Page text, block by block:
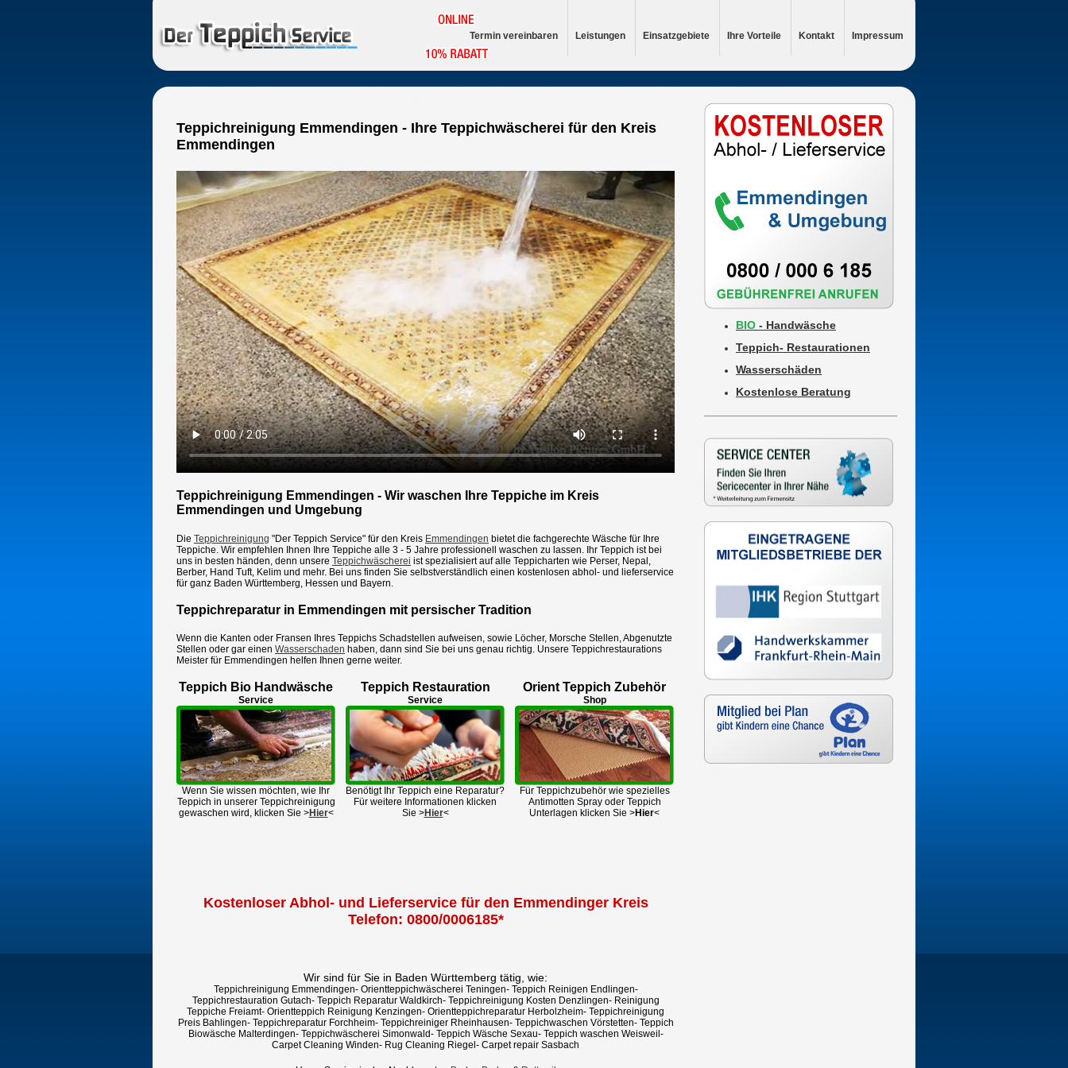
Termin vereinbaren Leistungen Einsatzgebiete Ihre Vorteile Kontakt Impressum
Teppichreinigung Emmendingen - Ihre Teppichwäscherei für den Kreis
Emmendingen
Teppichreinigung Emmendingen - Wir waschen Ihre Teppiche im Kreis
Emmendingen und Umgebung
Die Teppichreinigung "Der Teppich Service" für den Kreis Emmendingen bietet die fachgerechte Wäsche für Ihre
Teppiche. Wir empfehlen Ihnen Ihre Teppiche alle 3 - 5 Jahre professionell waschen zu lassen. Ihr Teppich ist bei
uns in besten händen, denn unsere Teppichwäscherei ist spezialisiert auf alle Teppicharten wie Perser, Nepal,
Berber, Hand Tuft, Kelim und mehr. Bei uns finden Sie selbstverständlich einen kostenlosen abhol- und lieferservice
für ganz Baden Württemberg, Hessen und Bayern.
Teppichreparatur in Emmendingen mit persischer Tradition
Wenn die Kanten oder Fransen Ihres Teppichs Schadstellen aufweisen, sowie Löcher, Morsche Stellen, Abgenutzte
Stellen oder gar einen Wasserschaden haben, dann sind Sie bei uns genau richtig. Unsere Teppichrestaurations
Meister für Emmendingen helfen Ihnen gerne weiter.
Teppich Bio Handwäsche
Service
Wenn Sie wissen möchten, wie Ihr
Teppich in unserer Teppichreinigung
gewaschen wird, klicken Sie >Hier<
Teppich Restauration
Service
Benötigt Ihr Teppich eine Reparatur?
Für weitere Informationen klicken
Sie >Hier<
Orient Teppich Zubehör
Shop
Für Teppichzubehör wie spezielles
Antimotten Spray oder Teppich
Unterlagen klicken Sie >Hier<
Kostenloser Abhol- und Lieferservice für den Emmendinger Kreis
Telefon: 0800/0006185*
Wir sind für Sie in Baden Württemberg tätig, wie:
Teppichreinigung Emmendingen- Orientteppichwäscherei Teningen- Teppich Reinigen Endlingen-
Teppichrestauration Gutach- Teppich Reparatur Waldkirch- Teppichreinigung Kosten Denzlingen- Reinigung
Teppiche Freiamt- Orientteppich Reinigung Kenzingen- Orientteppichreparatur Herbolzheim- Teppichreinigung
Preis Bahlingen- Teppichreparatur Forchheim- Teppichreiniger Rheinhausen- Teppichwaschen Vörstetten- Teppich
Biowäsche Malterdingen- Teppichwäscherei Simonwald- Teppich Wäsche Sexau- Teppich waschen Weisweil-
Carpet Cleaning Winden- Rug Cleaning Riegel- Carpet repair Sasbach
BIO - Handwäsche
Teppich- Restaurationen
Wasserschäden
Kostenlose Beratung